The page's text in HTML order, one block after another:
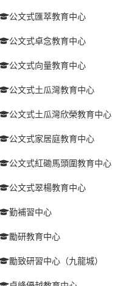
公文式匯萃教育中心
公文式卓念教育中心
公文式向量教育中心
公文式土瓜灣教育中心
公文式土瓜灣欣榮教育中心
公文式家居庭教育中心
公文式紅磡馬頭圍教育中心
公文式翠楊教育中心
勤補習中心
勵研教育中心
勵致研習中心（九龍城）